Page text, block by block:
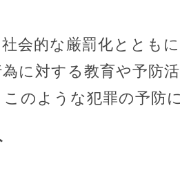
会的な厳罰化ととも
に対する教育や予防
のような犯罪の予防